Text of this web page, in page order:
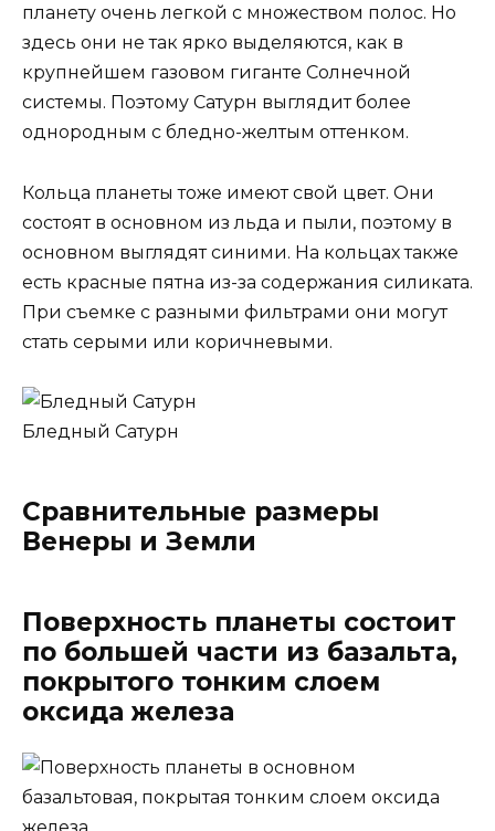
планету очень легкой с множеством полос. Но
здесь они не так ярко выделяются, как в
крупнейшем газовом гиганте Солнечной
системы. Поэтому Сатурн выглядит более
однородным с бледно-желтым оттенком.
Кольца планеты тоже имеют свой цвет. Они
состоят в основном из льда и пыли, поэтому в
основном выглядят синими. На кольцах также
есть красные пятна из-за содержания силиката.
При съемке с разными фильтрами они могут
стать серыми или коричневыми.
Бледный Сатурн
Сравнительные размеры
Венеры и Земли
Поверхность планеты состоит
по большей части из базальта,
покрытого тонким слоем
оксида железа